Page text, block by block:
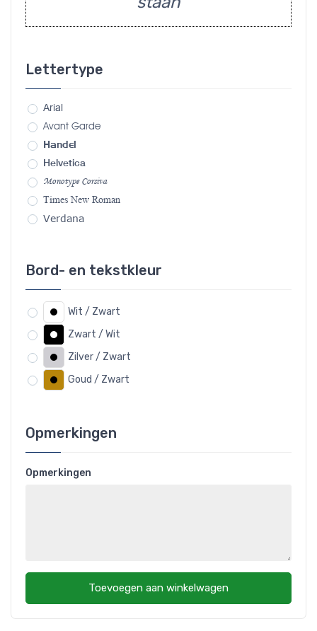
Lettertype
Arial
Avant Garde
Handel
Helvetica
Monotype Corsiva
Times New Roman
Verdana
Bord- en tekstkleur
Wit / Zwart
Zwart / Wit
Zilver / Zwart
Goud / Zwart
Opmerkingen
Opmerkingen
Toevoegen aan winkelwagen